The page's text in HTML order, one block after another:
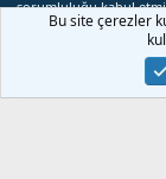
sorumluluğu kabul
paylaşım merkezidir.
ulaşabilirsiniz. Yasal
2024 - 2025
Bu site çerezler